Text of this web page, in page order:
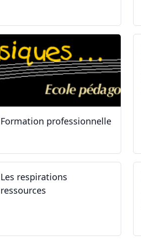
Formation professionnelle
Les respirations
ressources